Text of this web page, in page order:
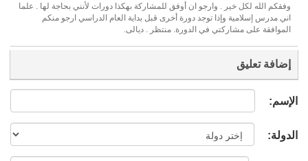
وفقكم الله لكل خير . وارجو ان أوفق للمشاركة بهكذا دورات لأنني بحاجة لها . علما
اني مدرس إسلامية وإذا توجد دورة أخرى قبل بداية العام الدراسي ارجو منكم
الموافقة على مشاركتي في الدورة. منتظر . ديالى.
إضافة تعليق
الإسم:
الدولة: